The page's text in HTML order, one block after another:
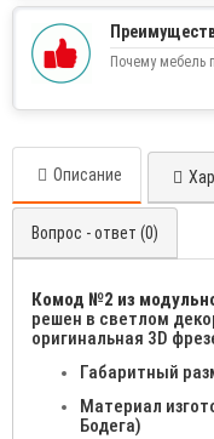
Почему мебель
Описание
Вопрос - ответ (0)
Комод №2 из
решен в светлом
оригинальная 3D
Габаритный
Материал
Бодега)